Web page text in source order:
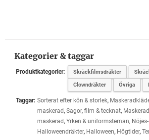
Kategorier & taggar
Produktkategorier: Skräckfilmsdräkter
Clowndräkter
Övriga
Taggar: Sorterat efter kön & storlek,
maskerad, Sagor, film & tecknat,
maskerad, Yrken & uniformsteman,
Halloweendräkter, Halloween, Högtider,